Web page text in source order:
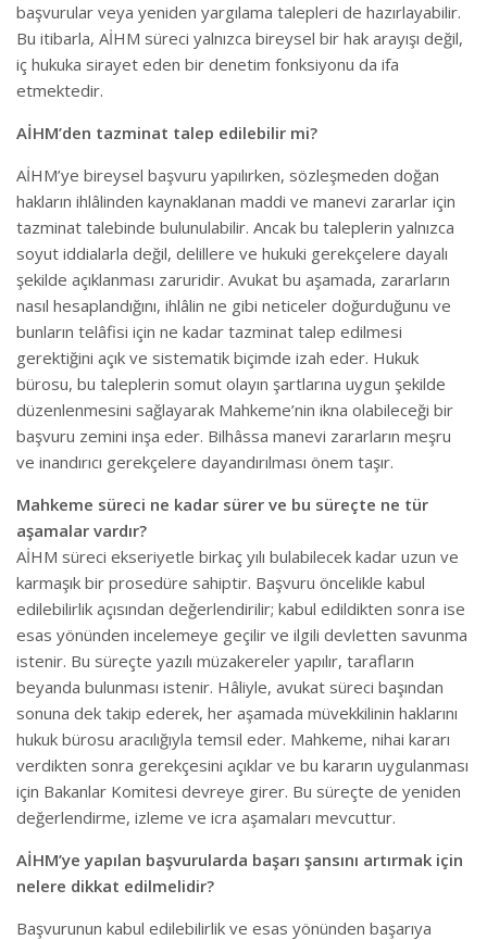
başvurular veya yeniden yargılama talepleri de hazırlayabilir.
Bu itibarla, AİHM süreci yalnızca bireysel bir hak arayışı değil,
iç hukuka sirayet eden bir denetim fonksiyonu da ifa
etmektedir.
AİHM’den tazminat talep edilebilir mi?
AİHM’ye bireysel başvuru yapılırken, sözleşmeden doğan
hakların ihlâlinden kaynaklanan maddi ve manevi zararlar için
tazminat talebinde bulunulabilir. Ancak bu taleplerin yalnızca
soyut iddialarla değil, delillere ve hukuki gerekçelere dayalı
şekilde açıklanması zaruridir. Avukat bu aşamada, zararların
nasıl hesaplandığını, ihlâlin ne gibi neticeler doğurduğunu ve
bunların telâfisi için ne kadar tazminat talep edilmesi
gerektiğini açık ve sistematik biçimde izah eder. Hukuk
bürosu, bu taleplerin somut olayın şartlarına uygun şekilde
düzenlenmesini sağlayarak Mahkeme’nin ikna olabileceği bir
başvuru zemini inşa eder. Bilhâssa manevi zararların meşru
ve inandırıcı gerekçelere dayandırılması önem taşır.
Mahkeme süreci ne kadar sürer ve bu süreçte ne tür
aşamalar vardır?
AİHM süreci ekseriyetle birkaç yılı bulabilecek kadar uzun ve
karmaşık bir prosedüre sahiptir. Başvuru öncelikle kabul
edilebilirlik açısından değerlendirilir; kabul edildikten sonra ise
esas yönünden incelemeye geçilir ve ilgili devletten savunma
istenir. Bu süreçte yazılı müzakereler yapılır, tarafların
beyanda bulunması istenir. Hâliyle, avukat süreci başından
sonuna dek takip ederek, her aşamada müvekkilinin haklarını
hukuk bürosu aracılığıyla temsil eder. Mahkeme, nihai kararı
verdikten sonra gerekçesini açıklar ve bu kararın uygulanması
için Bakanlar Komitesi devreye girer. Bu süreçte de yeniden
değerlendirme, izleme ve icra aşamaları mevcuttur.
AİHM’ye yapılan başvurularda başarı şansını artırmak için
nelere dikkat edilmelidir?
Başvurunun kabul edilebilirlik ve esas yönünden başarıya